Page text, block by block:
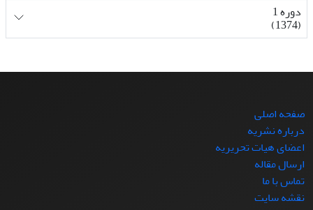
دوره 1
(1374)
صفحه اصلی
درباره نشریه
اعضای هیات تحریریه
ارسال مقاله
تماس با ما
نقشه سایت